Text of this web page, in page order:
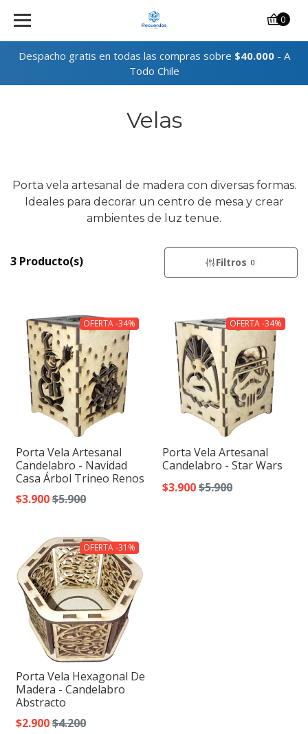
Despacho gratis en todas las compras sobre $40.000- A
Todo Chile
0
Velas
Porta vela artesanal de madera con diversas formas.
Ideales para decorar un centro de mesa y crear
ambientes de luz tenue.
3 Producto(s) Filtros 0
OFERTA -34%
Porta Vela Artesanal
Candelabro - Navidad
Casa Árbol Trineo Renos
$3.900$5.900
OFERTA -34%
Porta Vela Artesanal
Candelabro - Star Wars
$3.900$5.900
OFERTA -31%
Porta Vela Hexagonal De
Madera - Candelabro
Abstracto
$2.900$4.200